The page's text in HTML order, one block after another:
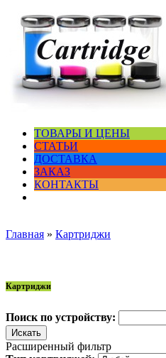
ТОВАРЫ И ЦЕНЫ
СТАТЬИ
ДОСТАВКА
ЗАКАЗ
КОНТАКТЫ
Главная » Картриджи
Картриджи
Поиск по устройству:
Расширенный фильтр